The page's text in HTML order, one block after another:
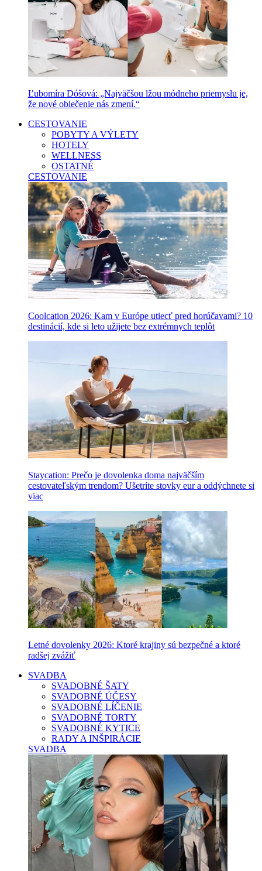
Ľubomíra Dóšová: „Najväčšou lžou módneho priemyslu je,
že nové oblečenie nás zmení.“
CESTOVANIE
POBYTY A VÝLETY
HOTELY
WELLNESS
OSTATNÉ
CESTOVANIE
Coolcation 2026: Kam v Európe utiecť pred horúčavami? 10
destinácií, kde si leto užijete bez extrémnych teplôt
Staycation: Prečo je dovolenka doma najväčším
cestovateľským trendom? Ušetríte stovky eur a oddýchnete si
viac
Letné dovolenky 2026: Ktoré krajiny sú bezpečné a ktoré
radšej zvážiť
SVADBA
SVADOBNÉ ŠATY
SVADOBNÉ ÚČESY
SVADOBNÉ LÍČENIE
SVADOBNÉ TORTY
SVADOBNÉ KYTICE
RADY A INŠPIRÁCIE
SVADBA